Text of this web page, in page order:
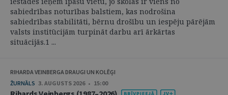
sabiedrības noturības balstiem, kas nodrošina
sabiedrības stabilitāti, bērnu drošību un iespēju pārējām
valsts institūcijām turpināt darbu arī ārkārtas
situācijās.1 ...
RIHARDA VEINBERGA DRAUGI UN KOLĒĢI
ŽURNĀLS 3. AUGUSTS 2026 • 15:00